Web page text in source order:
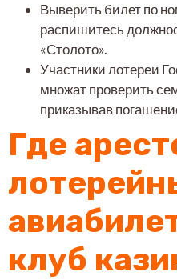
Выверить билет по
распишитесь
«Столото».
Участники лотереи
множат проверить
приказывав
Где
клуб